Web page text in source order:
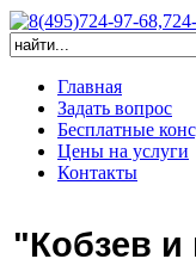
Главная
Задать вопрос
Бесплатные
Цены на услуги
Контакты
"Кобзев